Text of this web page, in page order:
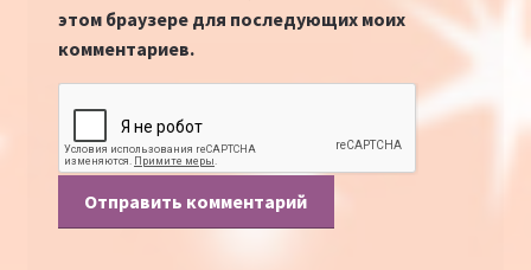
этом браузере для последующих моих
комментариев.